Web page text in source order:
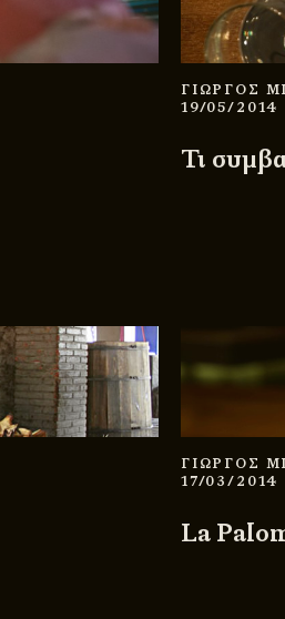
ΓΙΩΡΓΟΣ
19/05/2014
Τι
ΓΙΩΡΓΟΣ
17/03/2014
La